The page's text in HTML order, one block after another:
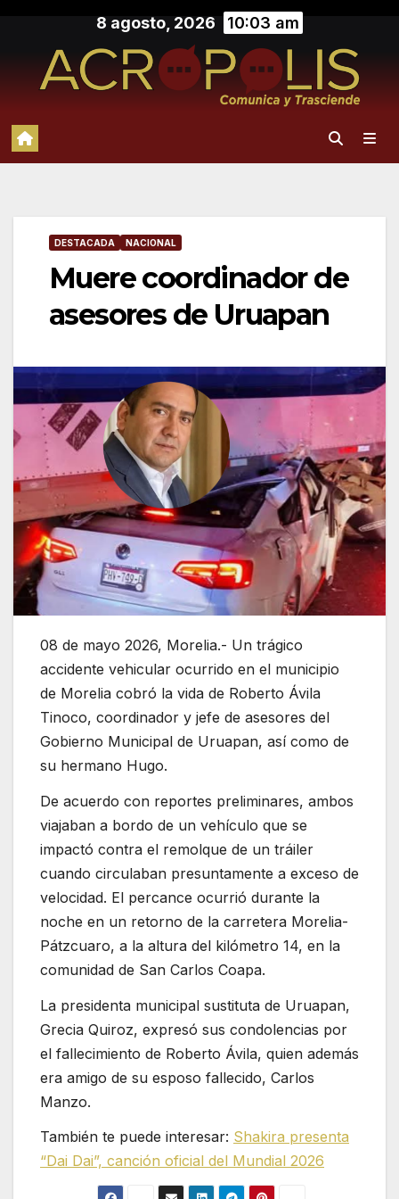
contenido
8 agosto, 2026 10:03 am
DESTACADA NACIONAL
Muere coordinador de
asesores de Uruapan
08 de mayo 2026, Morelia.- Un trágico
accidente vehicular ocurrido en el municipio
de Morelia cobró la vida de Roberto Ávila
Tinoco, coordinador y jefe de asesores del
Gobierno Municipal de Uruapan, así como de
su hermano Hugo.
De acuerdo con reportes preliminares, ambos
viajaban a bordo de un vehículo que se
impactó contra el remolque de un tráiler
cuando circulaban presuntamente a exceso de
velocidad. El percance ocurrió durante la
noche en un retorno de la carretera Morelia-
Pátzcuaro, a la altura del kilómetro 14, en la
comunidad de San Carlos Coapa.
La presidenta municipal sustituta de Uruapan,
Grecia Quiroz, expresó sus condolencias por
el fallecimiento de Roberto Ávila, quien además
era amigo de su esposo fallecido, Carlos
Manzo.
También te puede interesar: Shakira presenta
“Dai Dai”, canción oficial del Mundial 2026